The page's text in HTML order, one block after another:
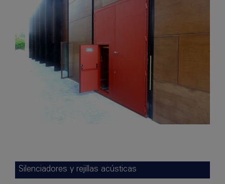
Silenciadores y rejillas acústicas